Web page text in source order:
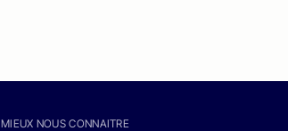
MIEUX NOUS CONNAITRE